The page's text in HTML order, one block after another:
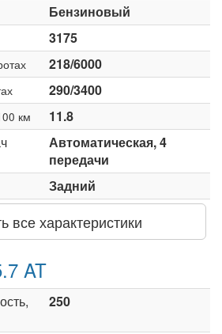
Бензиновый
3175
218/6000
290/3400
км
11.8
Автоматическая, 4
передачи
Задний
все характеристики
AT
250